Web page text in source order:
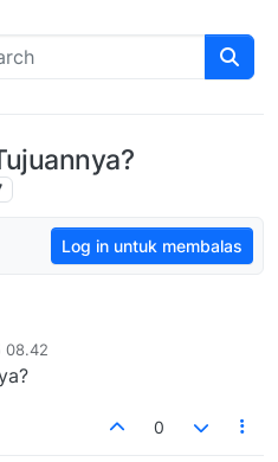
Log in untuk membalas
08.42
0